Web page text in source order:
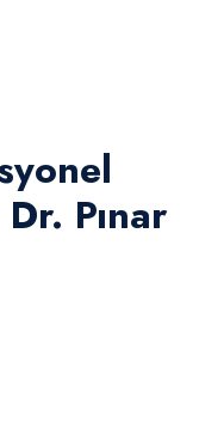
Pınar